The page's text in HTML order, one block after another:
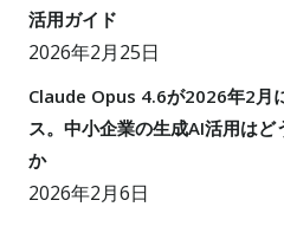
活用ガイド
2026年2月25日
Claude Opus 4.6が2026年2月
ス。中小企業の生成AI活用はど
か
2026年2月6日